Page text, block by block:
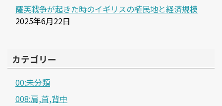
薩英戦争が起きた時のイギリスの植民地と経済規模
2025年6月22日
カテゴリー
00:未分類
008:肩,首,背中